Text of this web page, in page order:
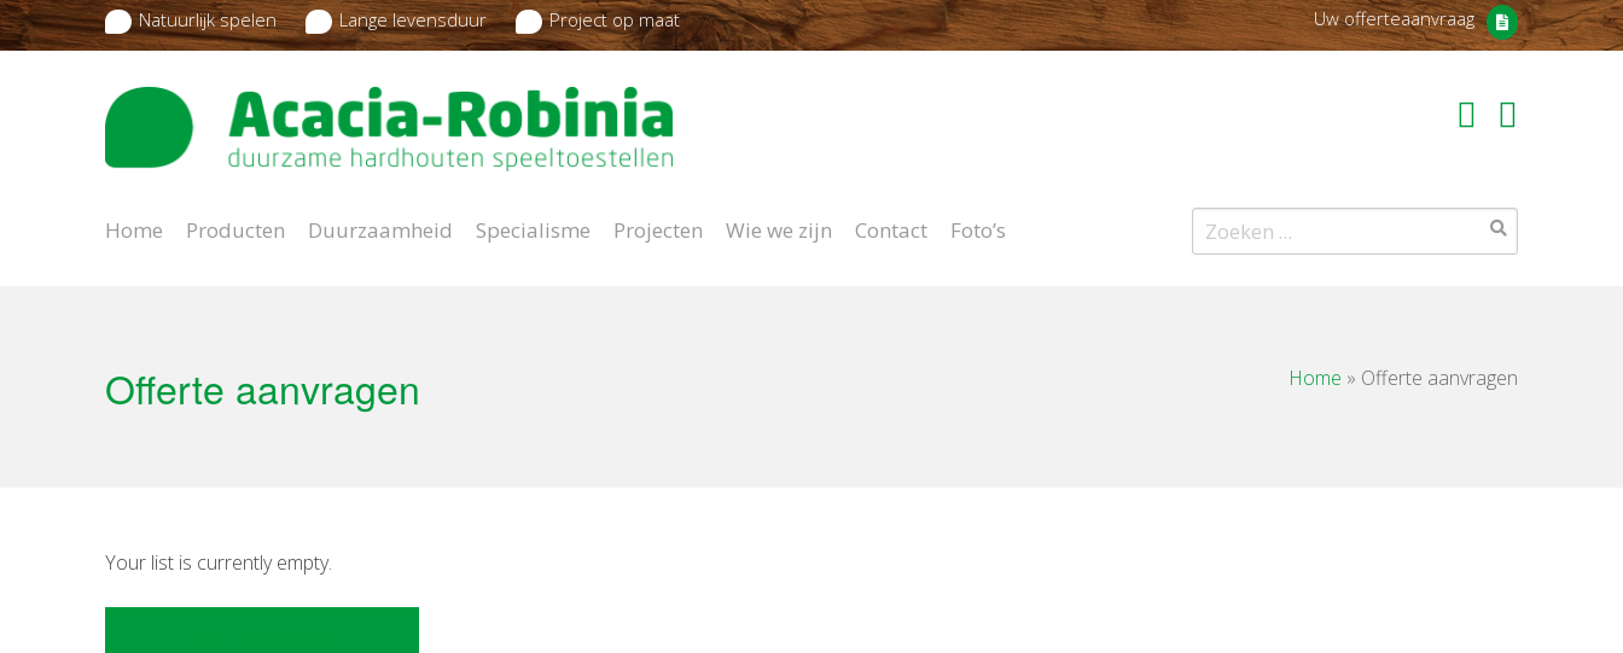
Natuurlijk spelen Lange levensduur Project op maat Uw offerteaanvraag
Home Producten Duurzaamheid Specialisme Projecten Wie we zijn Contact Foto’s
Zoeken
naar:
Offerte aanvragen Home » Offerte aanvragen
Your list is currently empty.